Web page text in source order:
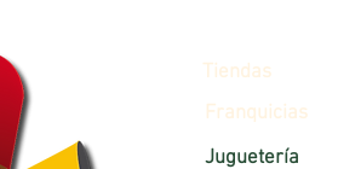
Tiendas
Franquicias
Juguetería